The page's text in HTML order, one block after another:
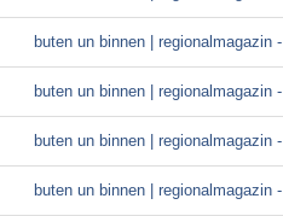
buten un binnen | regionalmagazin -
buten un binnen | regionalmagazin -
buten un binnen | regionalmagazin -
buten un binnen | regionalmagazin -